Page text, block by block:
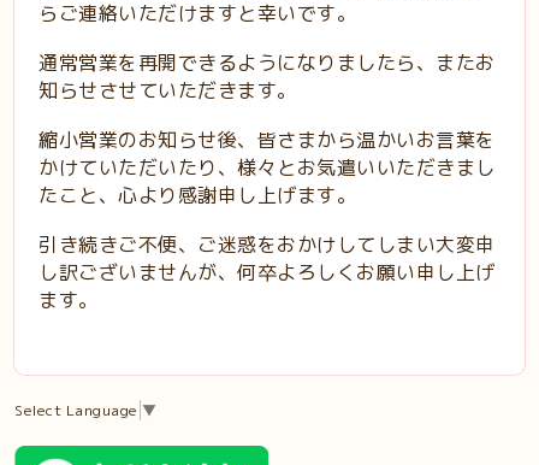
らご連絡いただけますと幸いです。
通常営業を再開できるようになりましたら、またお
知らせさせていただきます。
縮小営業のお知らせ後、皆さまから温かいお言葉を
かけていただいたり、様々とお気遣いいただきまし
たこと、心より感謝申し上げます。
引き続きご不便、ご迷惑をおかけしてしまい大変申
し訳ございませんが、何卒よろしくお願い申し上げ
ます。
Select Language ▼